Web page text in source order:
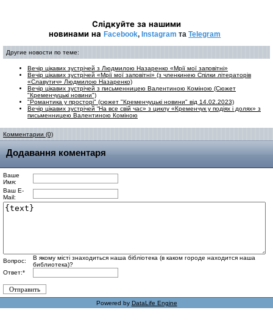
Слідкуйте за нашими
новинами наFacebook, Instagram та Telegram
Другие новости по теме:
Вечір цікавих зустрічей з Людмилою Назаренко «Мрії мої заповітні»
Вечір цікавих зустрічей «Мрії мої заповітні» (з членкинею Спілки літераторів
«Славутич» Людмилою Назаренко)
Вечір цікавих зустрічей з письменницею Валентиною Коміною (Сюжет
"Кременчуцькі новини")
"Романтика у просторі" (сюжет "Кременчуцькі новини" від 14.02.2023)
Вечір цікавих зустрічей “На все свій час» з циклу «Кременчук у подіях і долях» з
письменницею Валентиною Коміною
Комментарии (0)
Додавання коментаря
Ваше
Имя:
Ваш E-
Mail:
Вопрос:
В якому місті знаходиться наша бібліотека (в каком городе находится наша
библиотека)?
Ответ:*
Powered by DataLife Engine